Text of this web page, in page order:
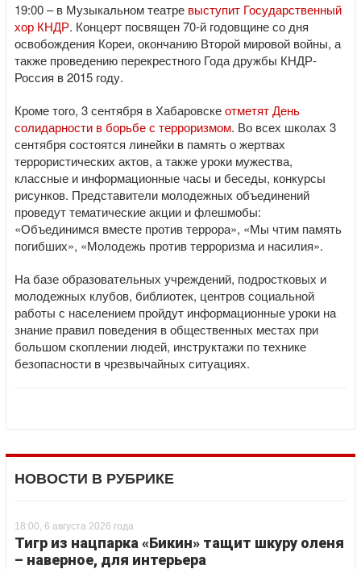
19:00 – в Музыкальном театре выступит Государственный
хор КНДР. Концерт посвящен 70-й годовщине со дня
освобождения Кореи, окончанию Второй мировой войны, а
также проведению перекрестного Года дружбы КНДР-
Россия в 2015 году.
Кроме того, 3 сентября в Хабаровскеотметят День
солидарности в борьбе с терроризмом. Во всех школах 3
сентября состоятся линейки в память о жертвах
террористических актов, а также уроки мужества,
классные и информационные часы и беседы, конкурсы
рисунков. Представители молодежных объединений
проведут тематические акции и флешмобы:
«Объединимся вместе против террора», «Мы чтим память
погибших», «Молодежь против терроризма и насилия».
На базе образовательных учреждений, подростковых и
молодежных клубов, библиотек, центров социальной
работы с населением пройдут информационные уроки на
знание правил поведения в общественных местах при
большом скоплении людей, инструктажи по технике
безопасности в чрезвычайных ситуациях.
НОВОСТИ В РУБРИКЕ
18:00, 6 августа 2026 года
Тигр из нацпарка «Бикин» тащит шкуру оленя
– наверное, для интерьера